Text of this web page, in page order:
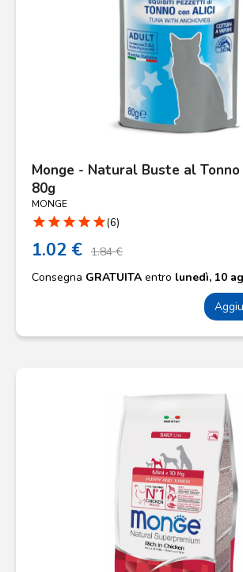
Monge - Natural Buste al
80g
MONGE
star star star star star(6)
1.02 € 1.84 €
Consegna GRATUITA entro lunedì, 10